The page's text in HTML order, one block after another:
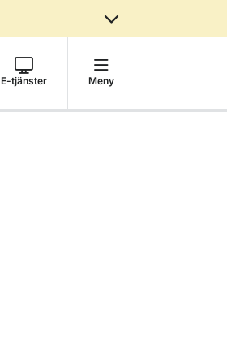
E-tjänster Meny